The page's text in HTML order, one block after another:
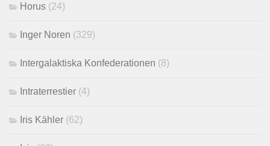
Horus (24)
Inger Noren (329)
Intergalaktiska Konfederationen (8)
Intraterrestier (4)
Iris Kähler (62)